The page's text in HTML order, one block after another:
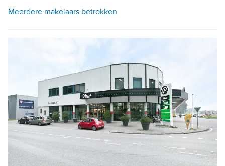
Meerdere makelaars betrokken